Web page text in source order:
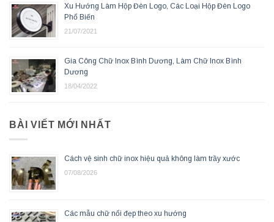
Xu Hướng Làm Hộp Đèn Logo, Các Loại Hộp Đèn Logo
Phổ Biến
21/07/2021
Gia Công Chữ Inox Bình Dương, Làm Chữ Inox Bình
Dương
18/04/2022
BÀI VIẾT MỚI NHẤT
Cách vệ sinh chữ inox hiệu quả không làm trầy xước
07/08/2026
Các mẫu chữ nổi đẹp theo xu hướng